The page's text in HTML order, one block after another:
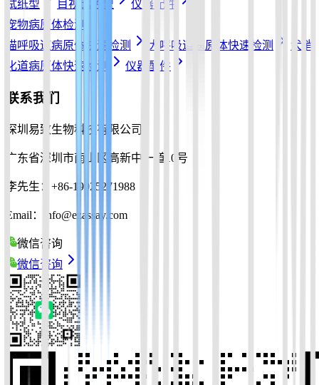
试纸型
目视比色型
仪器配件
宠物病原体检测
猫呼吸道病原体快速检测
犬呼吸道病原体快速检测
犬消
化道病原体快速检测
仪器配件
联系我们
深圳易致生物科技有限公司
广东省深圳市南山区高新中一道10号
李先生：+86-19925271988
Email：info@ezassay.com
微信咨询
微信咨询